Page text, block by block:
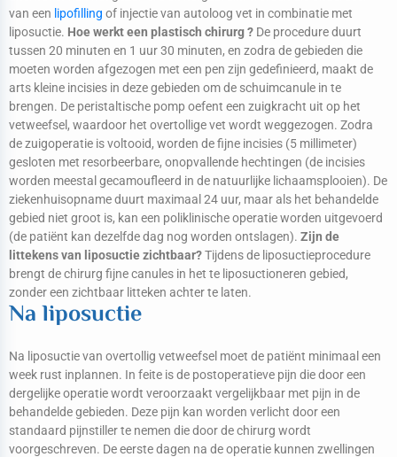
van een lipofilling of injectie van autoloog vet in combinatie met
liposuctie. Hoe werkt een plastisch chirurg ? De procedure duurt
tussen 20 minuten en 1 uur 30 minuten, en zodra de gebieden die
moeten worden afgezogen met een pen zijn gedefinieerd, maakt de
arts kleine incisies in deze gebieden om de schuimcanule in te
brengen. De peristaltische pomp oefent een zuigkracht uit op het
vetweefsel, waardoor het overtollige vet wordt weggezogen. Zodra
de zuigoperatie is voltooid, worden de fijne incisies (5 millimeter)
gesloten met resorbeerbare, onopvallende hechtingen (de incisies
worden meestal gecamoufleerd in de natuurlijke lichaamsplooien). De
ziekenhuisopname duurt maximaal 24 uur, maar als het behandelde
gebied niet groot is, kan een poliklinische operatie worden uitgevoerd
(de patiënt kan dezelfde dag nog worden ontslagen). Zijn de
littekens van liposuctie zichtbaar?Tijdens de liposuctieprocedure
brengt de chirurg fijne canules in het te liposuctioneren gebied,
zonder een zichtbaar litteken achter te laten.
Na liposuctie
Na liposuctie van overtollig vetweefsel moet de patiënt minimaal een
week rust inplannen. In feite is de postoperatieve pijn die door een
dergelijke operatie wordt veroorzaakt vergelijkbaar met pijn in de
behandelde gebieden. Deze pijn kan worden verlicht door een
standaard pijnstiller te nemen die door de chirurg wordt
voorgeschreven. De eerste dagen na de operatie kunnen zwellingen